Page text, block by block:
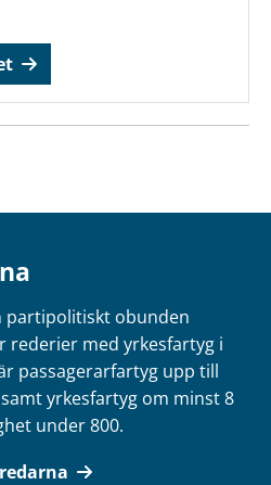
partipolitiskt obunden
rederier med yrkesfartyg i
passagerarfartyg upp till
yrkesfartyg om minst 8
under 800.